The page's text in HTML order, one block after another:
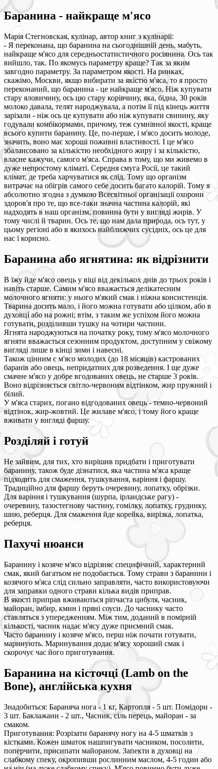
Баранина - найкраще м'ясо
Марія Стегновская, кулінар, автор книг з кулінарії:
- Я переконана, що баранина на сьогоднішній день, мабуть,
найкраще м'ясо для середньостатистичного росіянина. Ось так
вийшло, так. По якомусь параметру краще? Так за яким
завгодно параметру. За параметром якості. На ринках,
скажімо, Москви, якщо вибирати за якістю м'яса, то я просто
переконаний, що баранина - це найкраще м'ясо. Ніж купувати
стару яловичину, ось цю стару корівчину, яка, бідна, 30 років
молоко давала, телят народжувала, а потім її під кінець життя
зарізали - ніж ось це купувати або ніж купувати свинину, яку
годували комбікормами, причому, теж сумнівної якості, краще
всього купити баранину. Це, по-перше, і м'ясо досить молоде,
значить, воно має хороші поживні властивості. І це м'ясо
збалансовано за кількістю необхідного жиру і за кількістю,
власне кажучи, самого м'яса. Справа в тому, що ми живемо в
дуже непростому кліматі. Середня смуга Росії, це такий
клімат, де треба харчуватися як слід. Тому що організм
витрачає на обігрів самого себе досить багато калорій. Тому я
абсолютно згодна з думкою Всесвітньої організації охорони
здоров'я про те, що все-таки значна частина калорій, які
надходять в наш організм, повинна бути у вигляді жирів. У
тому числі й тварин. Ось те, що нам дала природа, ось тут, у
цьому регіоні або в якихось найближчих сусідніх, ось це для
нас і корисно.
Баранина або ягнятина: як відрізнити
В їжу йде м'ясо овець у віці від декількох днів до трьох років і
навіть старше. Самим м'ясо вважається делікатесним
молочного ягняти: у нього м'який смак і ніжна консистенція.
Тварина досить мало, і його можна готувати або цілком, або в
духовці або на рожні; втім, з таким же успіхом його можна
готувати, розділивши тушку на чотири частини.
Ягнята народжуються на початку року, тому м'ясо молочного
ягняти вважається сезонним продуктом, доступним у свіжому
вигляді лише в кінці зими і навесні.
Також цінним є м'ясо молодих (до 18 місяців) кастрованих
баранів або овець, непридатних для розведення. І ще дуже
смачне м'ясо у добре вгодованих овець, не старше 3 років.
Воно відрізняється світло-червоним відтінком, жир пружний і
білий.
У м'яса старих, погано відгодованих овець - темно-червоний
відтінок, жир-жовтий. Це жилаве м'ясо, і тому його краще
вживати у вигляді фаршу.
Розділяй і готуй
Не зайвим, для тих, хто вирішив придбати і приготувати
баранину, також буде дізнатися, яка частина м'яса краще
підходить для смаження, тушкування, варіння і фаршу.
Традиційно для фаршу беруть очеревину, лопатку, обрізки.
Для варіння і тушкування (шурпа, ірландське рагу) -
очеревину, тазостегнову частину, гомілку, лопатку, грудинку,
шию, реберця. Для смаження йде корейка, вирізка, лопатка,
реберця.
Пахучі нюанси
Баранину і козяче м'ясо відрізняє специфічний, характерний
смак, який багатьом не подобається. Тому страви з баранини і
козячого м'яса слід сильно заправляти, часто використовуючи
для заправки одного страви кілька видів приправ.
В якості приправ вживаються ріпчаста цибуля, часник,
майоран, імбир, кмин і пряні соуси. До часнику часто
ставляться з упередженням. Між тим, доданий в помірній
кількості, часник надає м'ясу дуже приємний смак.
Часто баранину і козяче м'ясо, перш ніж почати готувати,
маринують. Маринування додає м'ясу хороший смак і
скорочує час його приготування.
Баранина на кісточці (Lamb on the
Bone), англійська кухня
Знадобиться: Бараняча нога - 1 кг, Картопля - 5 шт. Помідори -
3 шт. Баклажани - 2 шт., Часник, сіль перець, майоран - за
смаком.
Приготування: Розрізати баранячу ногу на 4-5 шматків з
кістками. Кожен шматок нашпигувати часником, посолити,
поперчити, присипати майораном. Запекти в духовці на
слабкому спеку, окропивши рослинним маслом, 4-5 годин або